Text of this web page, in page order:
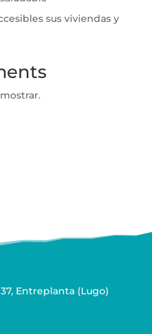
sus viviendas y
Entreplanta (Lugo)